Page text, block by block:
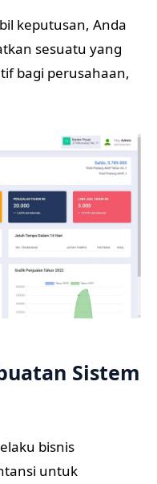
keputusan, Anda
sesuatu yang
bagi perusahaan,
Sistem
bisnis
untuk